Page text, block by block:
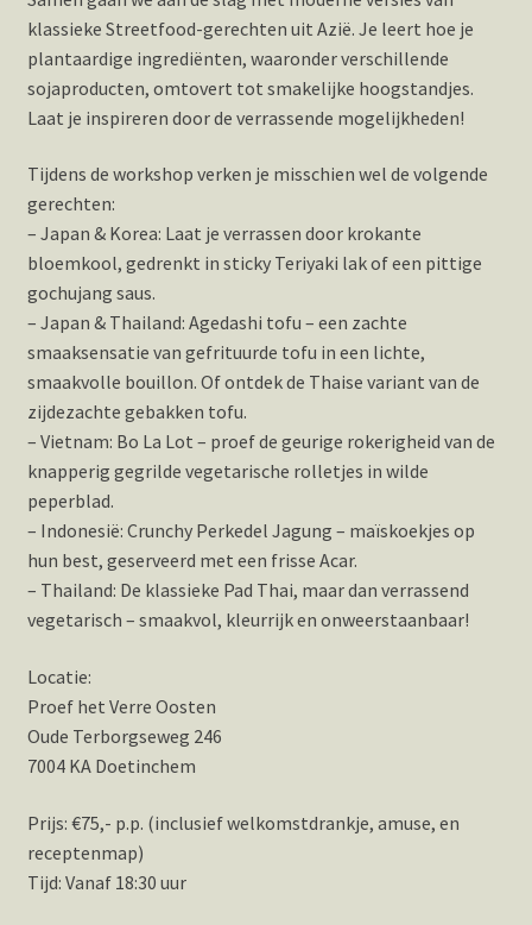
klassieke Streetfood-gerechten uit Azië. Je leert hoe je
plantaardige ingrediënten, waaronder verschillende
sojaproducten, omtovert tot smakelijke hoogstandjes.
Laat je inspireren door de verrassende mogelijkheden!
Tijdens de workshop verken je misschien wel de volgende
gerechten:
– Japan & Korea: Laat je verrassen door krokante
bloemkool, gedrenkt in sticky Teriyaki lak of een pittige
gochujang saus.
– Japan & Thailand: Agedashi tofu – een zachte
smaaksensatie van gefrituurde tofu in een lichte,
smaakvolle bouillon. Of ontdek de Thaise variant van de
zijdezachte gebakken tofu.
– Vietnam: Bo La Lot – proef de geurige rokerigheid van de
knapperig gegrilde vegetarische rolletjes in wilde
peperblad.
– Indonesië: Crunchy Perkedel Jagung – maïskoekjes op
hun best, geserveerd met een frisse Acar.
– Thailand: De klassieke Pad Thai, maar dan verrassend
vegetarisch – smaakvol, kleurrijk en onweerstaanbaar!
Locatie:
Proef het Verre Oosten
Oude Terborgseweg 246
7004 KA Doetinchem
Prijs: €75,- p.p. (inclusief welkomstdrankje, amuse, en
receptenmap)
Tijd: Vanaf 18:30 uur